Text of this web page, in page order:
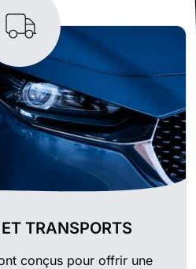
TRANSPORTS
conçus pour offrir une